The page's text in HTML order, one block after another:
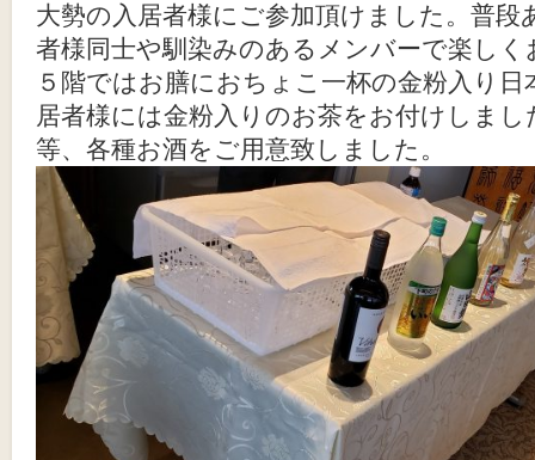
大勢の入居者様にご参加頂けました。普
者様同士や馴染みのあるメンバーで楽し
５階ではお膳におちょこ一杯の金粉入り
居者様には金粉入りのお茶をお付けしま
等、各種お酒をご用意致しました。